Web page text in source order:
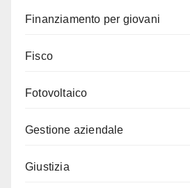
Finanziamento per giovani
Fisco
Fotovoltaico
Gestione aziendale
Giustizia